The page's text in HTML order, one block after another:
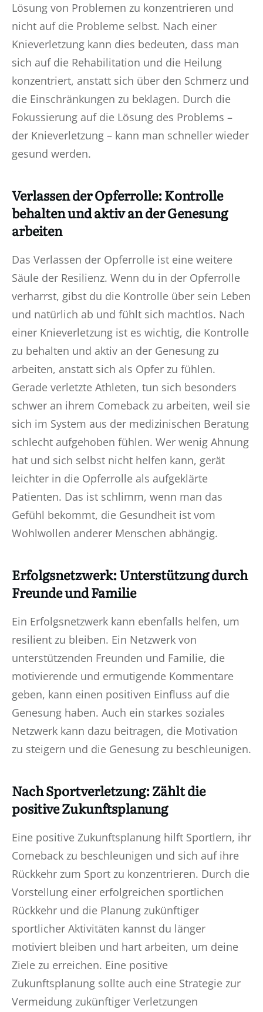
Lösung von Problemen zu konzentrieren und
nicht auf die Probleme selbst. Nach einer
Knieverletzung kann dies bedeuten, dass man
sich auf die Rehabilitation und die Heilung
konzentriert, anstatt sich über den Schmerz und
die Einschränkungen zu beklagen. Durch die
Fokussierung auf die Lösung des Problems –
der Knieverletzung – kann man schneller wieder
gesund werden.
Verlassen der Opferrolle: Kontrolle
behalten und aktiv an der Genesung
arbeiten
Das Verlassen der Opferrolle ist eine weitere
Säule der Resilienz. Wenn du in der Opferrolle
verharrst, gibst du die Kontrolle über sein Leben
und natürlich ab und fühlt sich machtlos. Nach
einer Knieverletzung ist es wichtig, die Kontrolle
zu behalten und aktiv an der Genesung zu
arbeiten, anstatt sich als Opfer zu fühlen.
Gerade verletzte Athleten, tun sich besonders
schwer an ihrem Comeback zu arbeiten, weil sie
sich im System aus der medizinischen Beratung
schlecht aufgehoben fühlen. Wer wenig Ahnung
hat und sich selbst nicht helfen kann, gerät
leichter in die Opferrolle als aufgeklärte
Patienten. Das ist schlimm, wenn man das
Gefühl bekommt, die Gesundheit ist vom
Wohlwollen anderer Menschen abhängig.
Erfolgsnetzwerk: Unterstützung durch
Freunde und Familie
Ein Erfolgsnetzwerk kann ebenfalls helfen, um
resilient zu bleiben. Ein Netzwerk von
unterstützenden Freunden und Familie, die
motivierende und ermutigende Kommentare
geben, kann einen positiven Einfluss auf die
Genesung haben. Auch ein starkes soziales
Netzwerk kann dazu beitragen, die Motivation
zu steigern und die Genesung zu beschleunigen.
Nach Sportverletzung: Zählt die
positive Zukunftsplanung
Eine positive Zukunftsplanung hilft Sportlern, ihr
Comeback zu beschleunigen und sich auf ihre
Rückkehr zum Sport zu konzentrieren. Durch die
Vorstellung einer erfolgreichen sportlichen
Rückkehr und die Planung zukünftiger
sportlicher Aktivitäten kannst du länger
motiviert bleiben und hart arbeiten, um deine
Ziele zu erreichen. Eine positive
Zukunftsplanung sollte auch eine Strategie zur
Vermeidung zukünftiger Verletzungen